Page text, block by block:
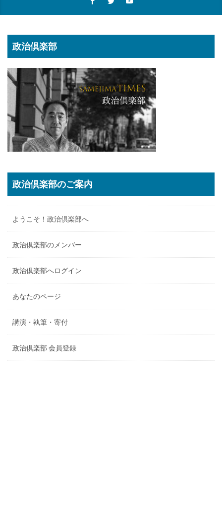
政治倶楽部
政治倶楽部のご案内
ようこそ！政治倶楽部へ
政治倶楽部のメンバー
政治倶楽部へログイン
あなたのページ
講演・執筆・寄付
政治倶楽部 会員登録